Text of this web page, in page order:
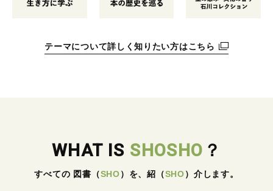
テーマについて詳しく知りたい方はこちら
WHAT IS SHOSHO ？
すべての 図書 （SHO） を、紹 （SHO） 介します。